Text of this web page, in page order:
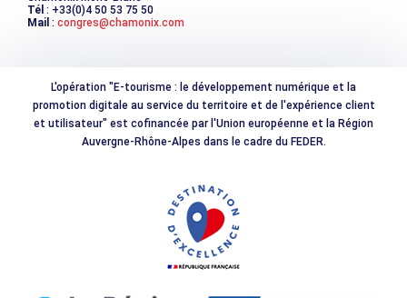
Tél : +33(0)4 50 53 75 50
Mail : congres@chamonix.com
L'opération "E-tourisme : le développement numérique et la
promotion digitale au service du territoire et de l'expérience client
et utilisateur" est cofinancée par l'Union européenne et la Région
Auvergne-Rhône-Alpes dans le cadre du FEDER.